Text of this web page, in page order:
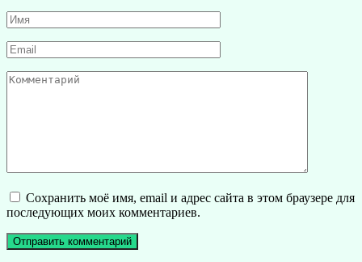
Имя
*
Email
*
Комментарий
Сохранить моё имя, email и адрес сайта в этом браузере для
последующих моих комментариев.